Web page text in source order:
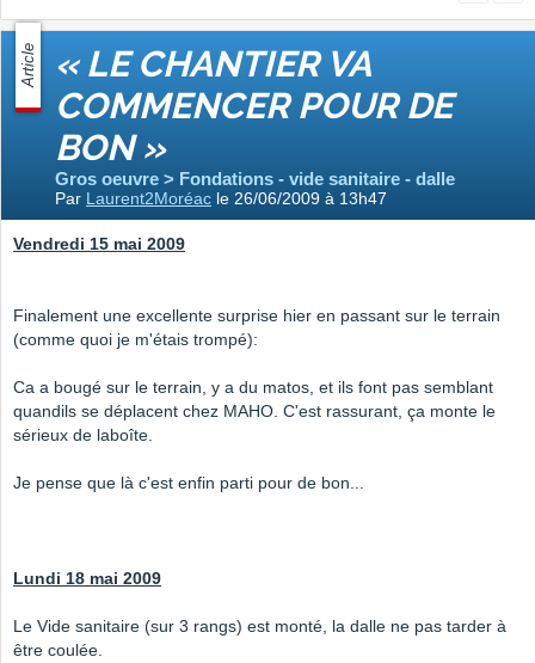
Article « LE CHANTIER VA
COMMENCER POUR DE
BON »
Gros oeuvre > Fondations - vide sanitaire - dalle
Par Laurent2Moréac le 26/06/2009 à 13h47
Vendredi 15 mai 2009
Finalement une excellente surprise hier en passant sur le terrain
(comme quoi je m'étais trompé):
Ca a bougé sur le terrain, y a du matos, et ils font pas semblant
quandils se déplacent chez MAHO. C'est rassurant, ça monte le
sérieux de laboîte.
Je pense que là c'est enfin parti pour de bon...
Lundi 18 mai 2009
Le Vide sanitaire (sur 3 rangs) est monté, la dalle ne pas tarder à
être coulée.